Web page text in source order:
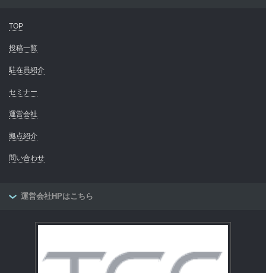
TOP
投稿一覧
駐在員紹介
セミナー
運営会社
拠点紹介
問い合わせ
運営会社HPはこちら